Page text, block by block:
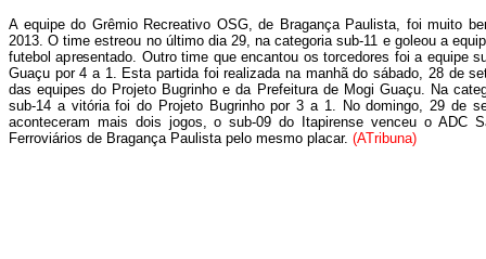
A equipe do Grêmio Recreativo OSG, de Bragança Paulista, foi muito
2013. O time estreou no último dia 29, na categoria sub-11 e goleou a
futebol apresentado. Outro time que encantou os torcedores foi a equipe
Guaçu por 4 a 1. Esta partida foi realizada na manhã do sábado, 28 de
das equipes do Projeto Bugrinho e da Prefeitura de Mogi Guaçu. Na
sub-14 a vitória foi do Projeto Bugrinho por 3 a 1. No domingo, 29 de
aconteceram mais dois jogos, o sub-09 do Itapirense venceu o
Ferroviários de Bragança Paulista pelo mesmo placar. (ATribuna)